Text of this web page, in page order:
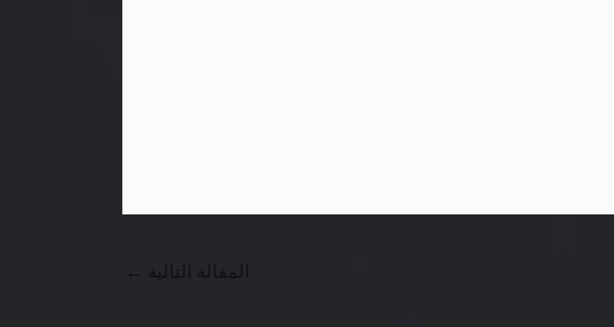
المقالة التالية ←